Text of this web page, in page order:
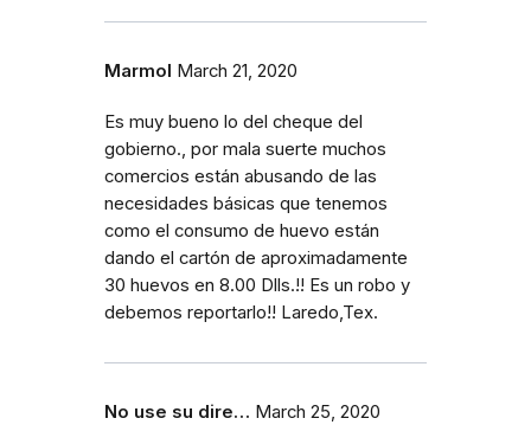
Marmol March 21, 2020
Es muy bueno lo del cheque del
gobierno., por mala suerte muchos
comercios están abusando de las
necesidades básicas que tenemos
como el consumo de huevo están
dando el cartón de aproximadamente
30 huevos en 8.00 Dlls.!! Es un robo y
debemos reportarlo!! Laredo,Tex.
No use su dire… March 25, 2020